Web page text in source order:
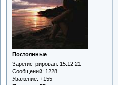
Постоянные
Зарегистрирован: 15.12.21
Сообщений: 1228
Уважение: +155